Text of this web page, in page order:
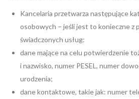
Kancelaria przetwarza następujące
osobowych – jeśli jest to konieczne z
świadczonych usług:
dane mające na celu potwierdzenie
i nazwisko, numer PESEL, numer
urodzenia;
dane kontaktowe, takie jak: numer